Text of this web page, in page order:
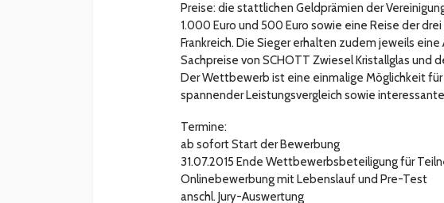
Preise: die stattlichen Geldprämien der
1.000 Euro und 500 Euro sowie eine Reise der
Frankreich. Die Sieger erhalten zudem jeweils
Sachpreise von SCHOTT Zwiesel Kristallglas und
Der Wettbewerb ist eine einmalige Möglichkeit
spannender Leistungsvergleich sowie
Termine:
ab sofort Start der Bewerbung
31.07.2015 Ende Wettbewerbsbeteiligung für
Onlinebewerbung mit Lebenslauf und Pre-Test
anschl. Jury-Auswertung